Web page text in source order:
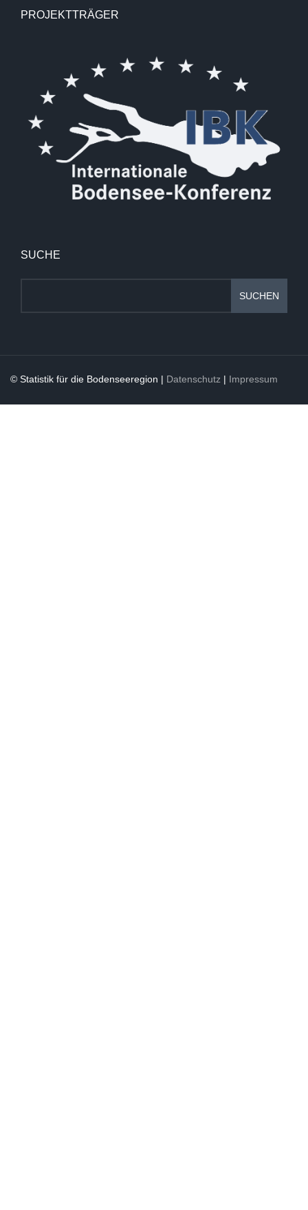
PROJEKTTRÄGER
SUCHE
SUCHEN
© Statistik für die Bodenseeregion | Datenschutz | Impressum